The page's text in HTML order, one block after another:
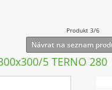
Produkt 3/6
Návrat na seznam
5 TERNO 280